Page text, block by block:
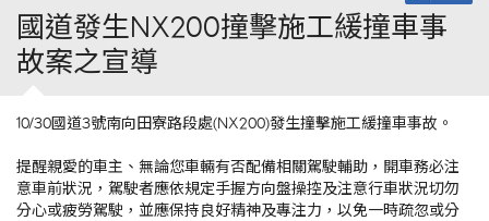
國道發生NX200撞擊施工緩撞車事
故案之宣導
10/30國道3號南向田寮路段處(NX200)發生撞擊施工緩撞車事故。
提醒親愛的車主、無論您車輛有否配備相關駕駛輔助，開車務必注
意車前狀況，駕駛者應依規定手握方向盤操控及注意行車狀況切勿
分心或疲勞駕駛，並應保持良好精神及專注力，以免一時疏忽或分